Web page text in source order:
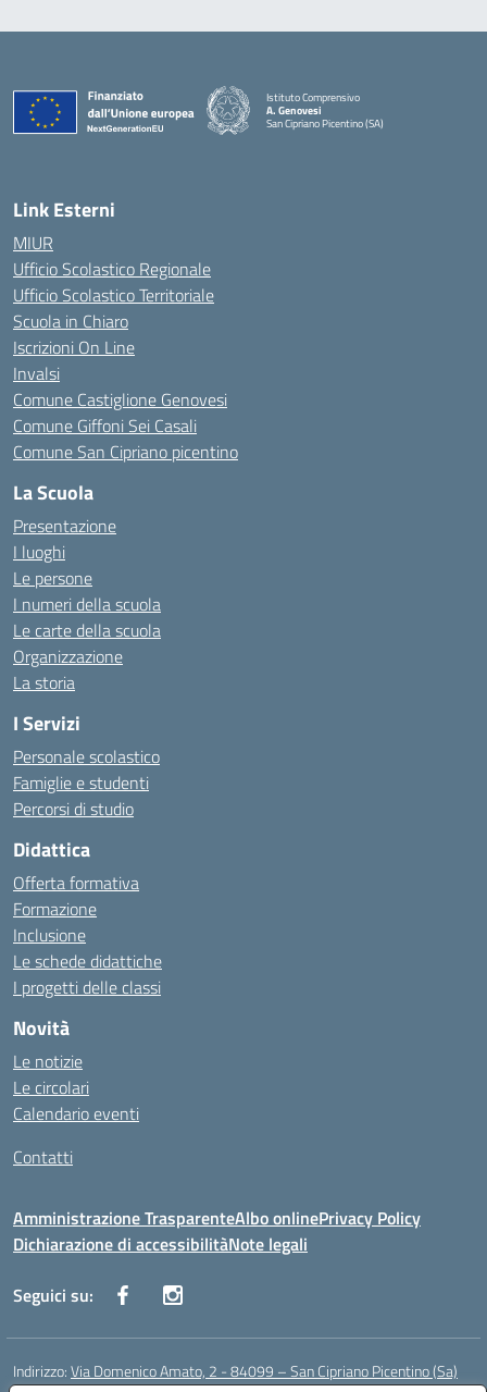
Istituto Comprensivo
A. Genovesi
San Cipriano Picentino (SA)
— Visita la pagina iniziale della scuola
Link Esterni
MIUR
Ufficio Scolastico Regionale
Ufficio Scolastico Territoriale
Scuola in Chiaro
Iscrizioni On Line
Invalsi
Comune Castiglione Genovesi
Comune Giffoni Sei Casali
Comune San Cipriano picentino
La Scuola
Presentazione
I luoghi
Le persone
I numeri della scuola
Le carte della scuola
Organizzazione
La storia
I Servizi
Personale scolastico
Famiglie e studenti
Percorsi di studio
Didattica
Offerta formativa
Formazione
Inclusione
Le schede didattiche
I progetti delle classi
Novità
Le notizie
Le circolari
Calendario eventi
Contatti
Amministrazione TrasparenteAlbo onlinePrivacy Policy
Dichiarazione di accessibilitàNote legali
Seguici su:
Indirizzo:Via Domenico Amato, 2 - 84099 – San Cipriano Picentino (Sa)